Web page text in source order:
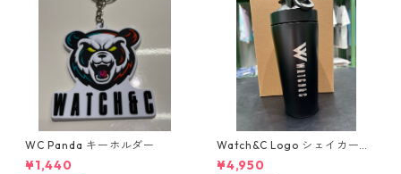
WC Panda キーホルダー
¥1,440
Watch&C Logo シェイカー
Web限定10個‼️
¥4,950